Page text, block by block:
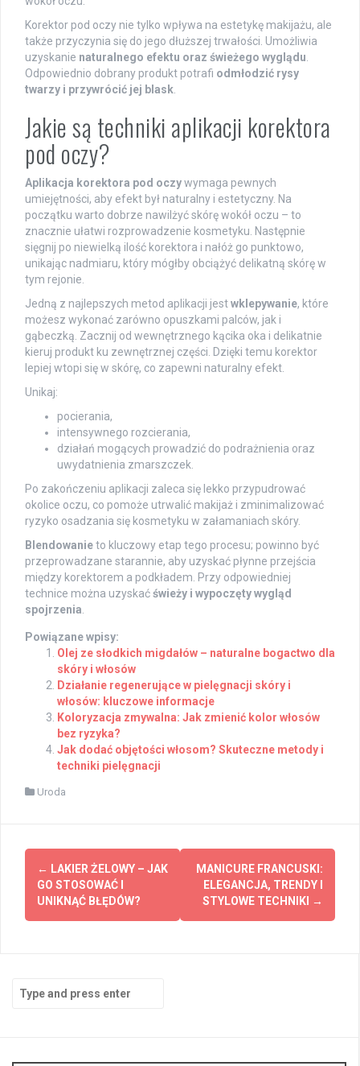
Korektor pod oczy nie tylko wpływa na estetykę makijażu, ale
także przyczynia się do jego dłuższej trwałości. Umożliwia
uzyskanie naturalnego efektu oraz świeżego wyglądu
Odpowiednio dobrany produkt potrafi odmłodzić rysy
twarzy i przywrócić jej blask
Jakie są techniki aplikacji korektora
pod oczy?
Aplikacja korektora pod oczywymaga pewnych
umiejętności, aby efekt był naturalny i estetyczny. Na
początku warto dobrze nawilżyć skórę wokół oczu – to
znacznie ułatwi rozprowadzenie kosmetyku. Następnie
sięgnij po niewielką ilość korektora i nałóż go punktowo,
unikając nadmiaru, który mógłby obciążyć delikatną skórę w
tym rejonie.
Jedną z najlepszych metod aplikacji jestwklepywanie, które
możesz wykonać zarówno opuszkami palców, jak i
gąbeczką. Zacznij od wewnętrznego kącika oka i delikatnie
kieruj produkt ku zewnętrznej części. Dzięki temu korektor
lepiej wtopi się w skórę, co zapewni naturalny efekt.
Unikaj:
pocierania,
intensywnego rozcierania,
działań mogących prowadzić do podrażnienia oraz
uwydatnienia zmarszczek.
Po zakończeniu aplikacji zaleca się lekko przypudrować
okolice oczu, co pomoże utrwalić makijaż i zminimalizować
ryzyko osadzania się kosmetyku w załamaniach skóry.
Blendowanieto kluczowy etap tego procesu; powinno być
przeprowadzane starannie, aby uzyskać płynne przejścia
między korektorem a podkładem. Przy odpowiedniej
technice można uzyskaćświeży i wypoczęty wygląd
spojrzenia
Powiązane wpisy:
Olej ze słodkich migdałów – naturalne bogactwo dla
skóry i włosów
Działanie regenerujące w pielęgnacji skóry i
włosów: kluczowe informacje
Koloryzacja zmywalna: Jak zmienić kolor włosów
bez ryzyka?
Jak dodać objętości włosom? Skuteczne metody i
techniki pielęgnacji
Uroda
Post
navigation
← LAKIER ŻELOWY – JAK
GO STOSOWAĆ I
UNIKNĄĆ BŁĘDÓW?
MANICURE FRANCUSKI:
ELEGANCJA, TRENDY I
STYLOWE TECHNIKI →
for: